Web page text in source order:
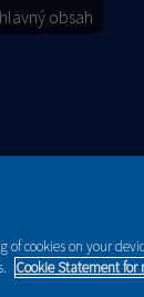
obsah
of cookies on your
Cookie Statement